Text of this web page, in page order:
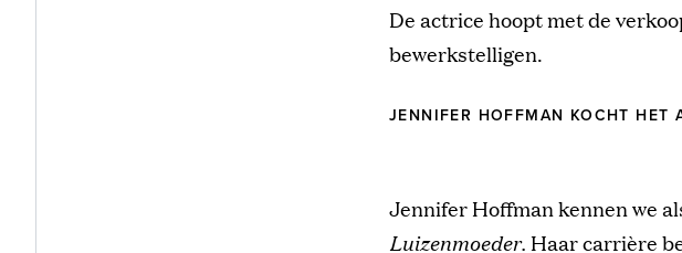
De actrice hoopt met de
bewerkstelligen.
JENNIFER HOFFMAN KOCHT HET
Jennifer Hoffman kennen we
Luizenmoeder. Haar carrière